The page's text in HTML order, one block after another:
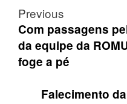
Post
navigation
Previous
Com passagens
da equipe da
foge a pé
Falecimento